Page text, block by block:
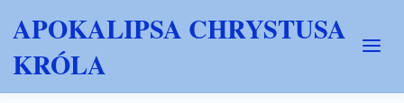
APOKALIPSA CHRYSTUSA
KRÓLA